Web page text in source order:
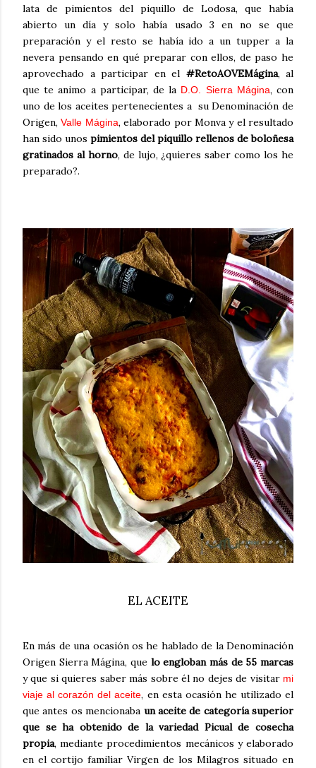
lata de pimientos del piquillo de Lodosa, que había
abierto un día y solo había usado 3 en no se que
preparación y el resto se había ido a un tupper a la
nevera pensando en qué preparar con ellos, de paso he
aprovechado a participar en el #RetoAOVEMágina, al
que te animo a participar, de la D.O. Sierra Mágina, con
uno de los aceites pertenecientes a su Denominación de
Origen,Valle Mágina, elaborado por Monva y el resultado
han sido unos pimientos del piquillo rellenos de boloñesa
gratinados al horno, de lujo, ¿quieres saber como los he
preparado?.
EL ACEITE
En más de una ocasión os he hablado de la Denominación
Origen Sierra Mágina, que lo engloban más de 55 marcas
y que si quieres saber más sobre él no dejes de visitar mi
viaje al corazón del aceite, en esta ocasión he utilizado el
que antes os mencionaba un aceite de categoría superior
que se ha obtenido de la variedad Picual de cosecha
propia, mediante procedimientos mecánicos y elaborado
en el cortijo familiar Virgen de los Milagros situado en